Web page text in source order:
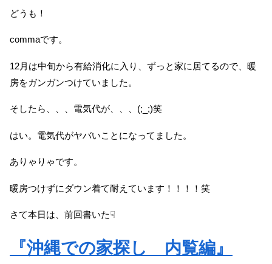
どうも！
commaです。
12月は中旬から有給消化に入り、ずっと家に居てるので、暖
房をガンガンつけていました。
そしたら、、、電気代が、、、(;_;)笑
はい。電気代がヤバいことになってました。
ありゃりゃです。
暖房つけずにダウン着て耐えています！！！！笑
さて本日は、前回書いた☟
『沖縄での家探し 内覧編』